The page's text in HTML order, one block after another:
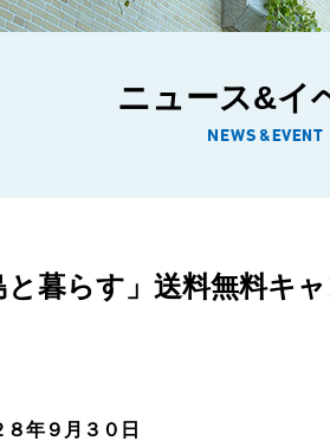
ニュース&イ
暮らす」送料無料キャ
年９月３０日